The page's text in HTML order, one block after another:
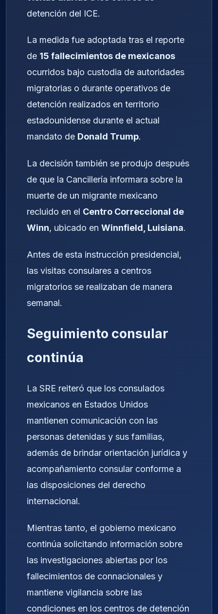
detención del ICE.
La medida fue adoptada tras el reporte
de 15 fallecimientos de mexicanos
ocurridos bajo custodia de autoridades
migratorias o durante operativos de
detención realizados en territorio
estadounidense durante el actual
mandato de Donald Trump.
La decisión también se produjo después
de que la Cancillería informara sobre la
muerte de un migrante mexicano
recluido en el Centro Correccional de
Winn, ubicado en Winnfield, Luisiana.
Antes de esta instrucción presidencial,
las visitas consulares a centros
migratorios se realizaban de manera
semanal.
Seguimiento consular
continúa
La SRE reiteró que los consulados
mexicanos en Estados Unidos
mantienen comunicación con las
personas detenidas y sus familias,
además de brindar orientación jurídica y
acompañamiento consular conforme a
las disposiciones del derecho
internacional.
Mientras tanto, el gobierno mexicano
continúa solicitando información sobre
las investigaciones abiertas por los
fallecimientos de connacionales y
mantiene vigilancia sobre las
condiciones en los centros de detención